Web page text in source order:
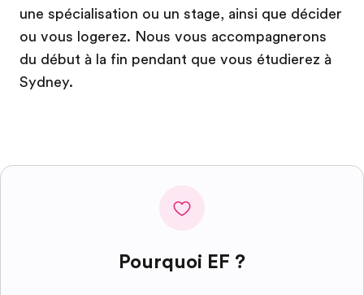
une spécialisation ou un stage, ainsi que décider
ou vous logerez. Nous vous accompagnerons
du début à la fin pendant que vous étudierez à
Sydney.
Pourquoi EF ?